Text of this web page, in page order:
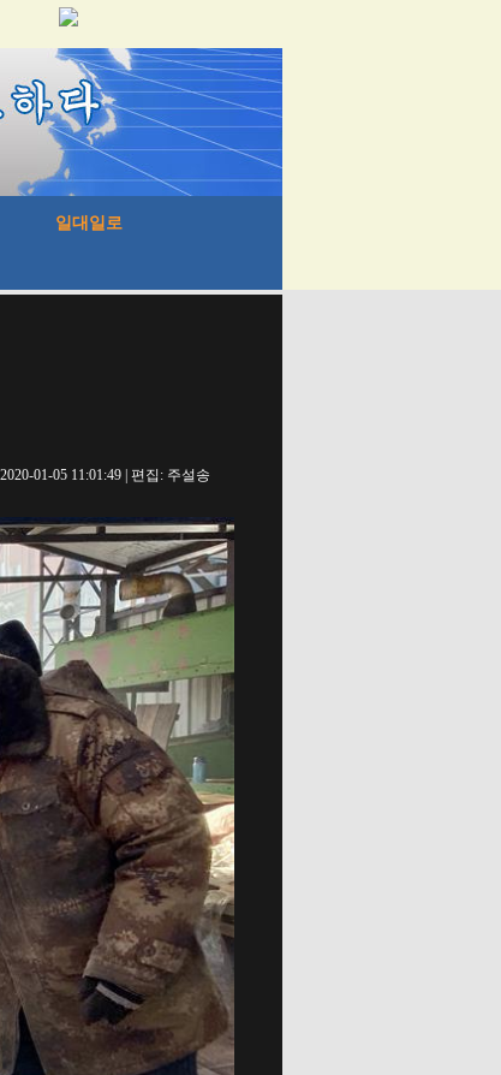
01-05 11:01:49 | 편집: 주설송